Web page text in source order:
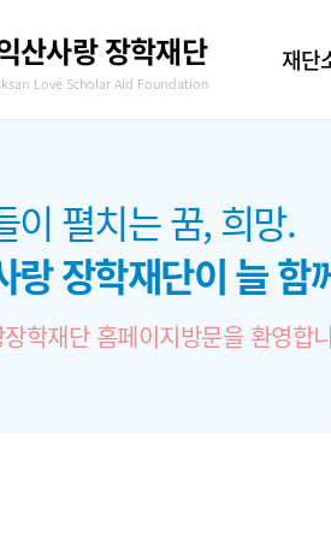
산사랑 장학재단
Iksan Love Scholar Aid Foundation
재단
이 펼치는 꿈, 희망.
랑 장학재단이 늘 함
학재단 홈페이지방문을 환영합